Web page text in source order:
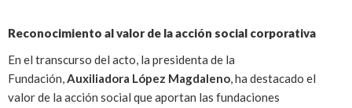
Reconocimiento al valor de la acción social corporativa
En el transcurso del acto, la presidenta de la
Fundación,Auxiliadora López Magdaleno, ha destacado el
valor de la acción social que aportan las fundaciones